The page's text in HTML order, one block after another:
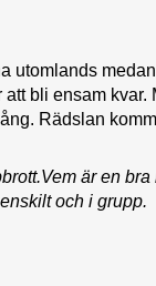
utomlands
bli ensam kvar.
Rädslan
är en bra
och i grupp.